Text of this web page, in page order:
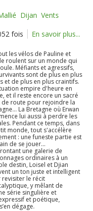
Dijan Vents
fois
En savoir plus...
les vélos de Pauline et
roulent sur un monde qui
Méfiants et agressifs,
sont de plus en plus
et de plus en plus craintifs.
empire d'heure en
et il reste encore un sacré
de route pour rejoindre la
La Bretagne où Erwan
lui aussi à perdre les
Pendant ce temps, dans
monde, tout s'accélère
: une funeste partie est
de se jouer...
une galerie de
ordinaires à un
destin, Loisel et Djian
un ton juste et intelligent
revisiter le récit
y mêlant de
série singulière et
et poétique,
dégage.